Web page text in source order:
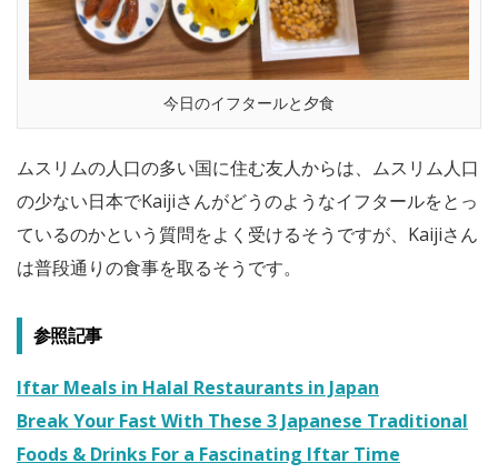
今日のイフタールと夕食
ムスリムの人口の多い国に住む友人からは、ムスリム人口
の少ない日本でKaijiさんがどうのようなイフタールをとっ
ているのかという質問をよく受けるそうですが、Kaijiさん
は普段通りの食事を取るそうです。
参照記事
Iftar Meals in Halal Restaurants in Japan
Break Your Fast With These 3 Japanese Traditional
Foods & Drinks For a Fascinating Iftar Time